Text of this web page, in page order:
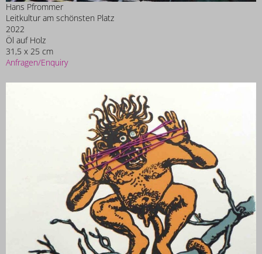
Hans Pfrommer
Leitkultur am schönsten Platz
2022
Öl auf Holz
31,5 x 25 cm
Anfragen/Enquiry